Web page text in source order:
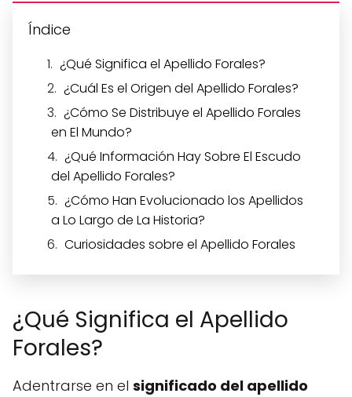
Índice
¿Qué Significa el Apellido Forales?
¿Cuál Es el Origen del Apellido Forales?
¿Cómo Se Distribuye el Apellido Forales
en El Mundo?
¿Qué Información Hay Sobre El Escudo
del Apellido Forales?
¿Cómo Han Evolucionado los Apellidos
a Lo Largo de La Historia?
Curiosidades sobre el Apellido Forales
¿Qué Significa el Apellido
Forales?
Adentrarse en el significado del apellido